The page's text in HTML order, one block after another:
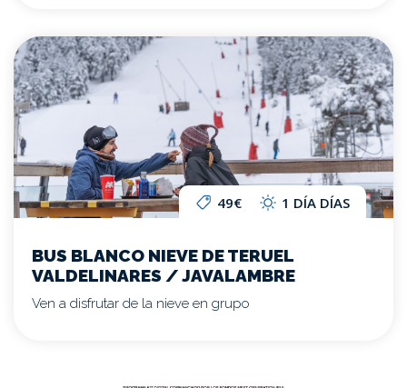
49€ 1 DÍA DÍAS
BUS BLANCO NIEVE DE TERUEL
VALDELINARES / JAVALAMBRE
Ven a disfrutar de la nieve en grupo